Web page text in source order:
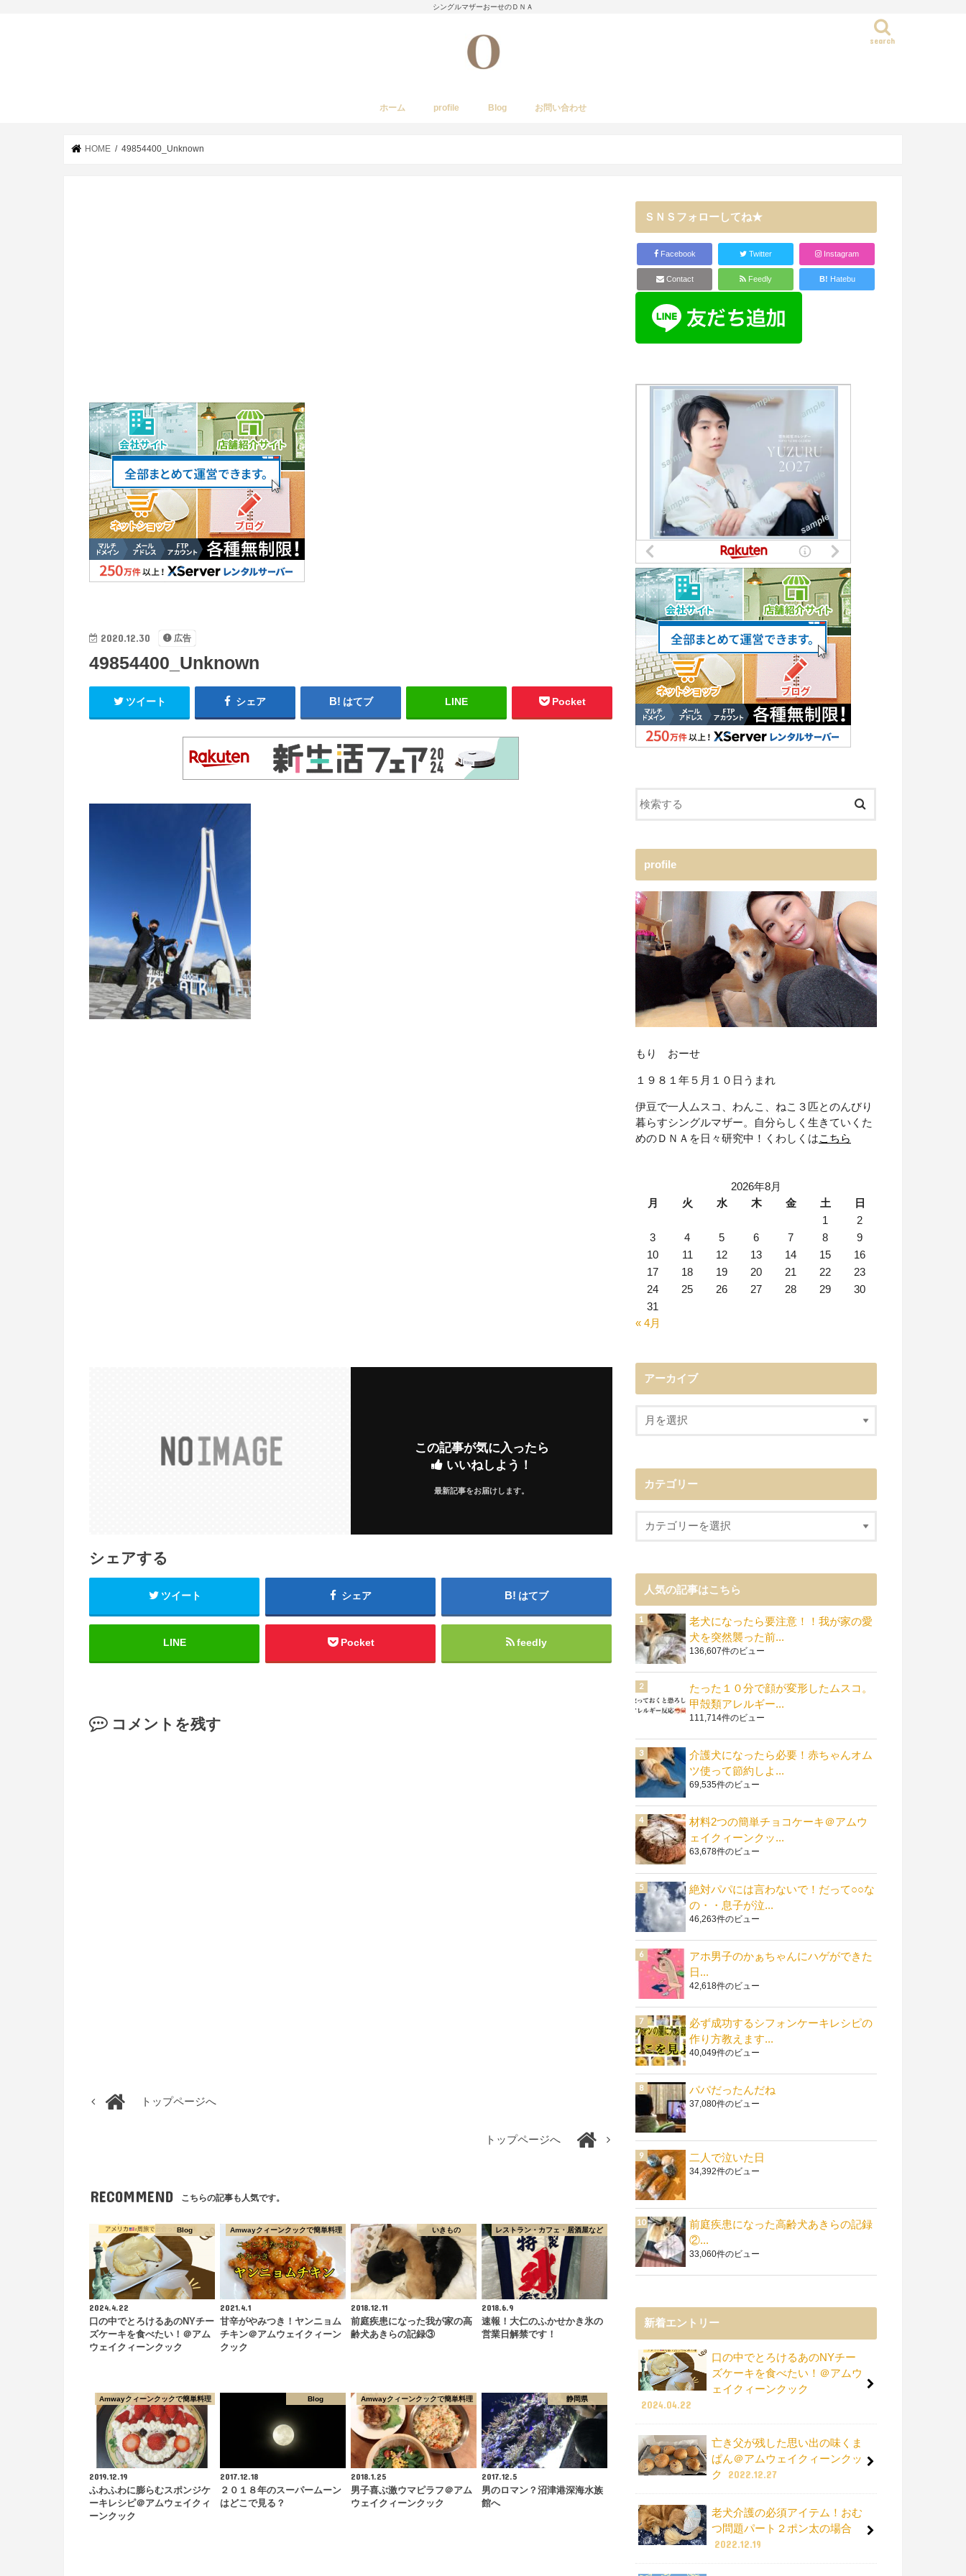
シングルマザーおーせのＤＮＡ
search
ホーム profile Blog お問い合わせ
HOME 49854400_Unknown
2020.12.30 広告
49854400_Unknown
ツイート シェア はてブ LINE Pocket
この記事が気に入ったら
いいねしよう！
最新記事をお届けします。
シェアする
ツイート シェア はてブ
LINE Pocket feedly
コメントを残す
トップページへ
トップページへ
RECOMMEND こちらの記事も人気です。
Blog
2024.4.22
口の中でとろけるあのNYチー
ズケーキを食べたい！＠アム
ウェイクィーンクック
Amwayクィーンクックで簡単料理
2021.4.1
甘辛がやみつき！ヤンニョム
チキン＠アムウェイクィーン
クック
いきもの
2018.12.11
前庭疾患になった我が家の高
齢犬あきらの記録③
レストラン・カフェ・居酒屋など
2018.6.9
速報！大仁のふかせかき氷の
営業日解禁です！
Amwayクィーンクックで簡単料理
2019.12.19
ふわふわに膨らむスポンジケ
ーキレシピ＠アムウェイクィ
ーンクック
Blog
2017.12.18
２０１８年のスーパームーン
はどこで見る？
Amwayクィーンクックで簡単料理
2018.1.25
男子喜ぶ激ウマピラフ＠アム
ウェイクィーンクック
静岡県
2017.12.5
男のロマン？沼津港深海水族
館へ
ＳＮＳフォローしてね★
Facebook Twitter Instagram
Contact Feedly B! Hatebu
profile
もり おーせ
１９８１年５月１０日うまれ
伊豆で一人ムスコ、わんこ、ねこ３匹とのんびり
暮らすシングルマザー。自分らしく生きていくた
めのＤＮＡを日々研究中！くわしくはこちら
2026年8月
月
火 水 木 金 土
日
1
2
3
4 5 6 7 8
9
10
11 12 13 14 15
16
17
18 19 20 21 22
23
24
25 26 27 28 29
30
31
« 4月
アーカイブ
カテゴリー
人気の記事はこちら
老犬になったら要注意！！我が家の愛
犬を突然襲った前...
136,607件のビュー
たった１０分で顔が変形したムスコ。
甲殻類アレルギー...
111,714件のビュー
介護犬になったら必要！赤ちゃんオム
ツ使って節約しよ...
69,535件のビュー
材料2つの簡単チョコケーキ＠アムウ
ェイクィーンクッ...
63,678件のビュー
絶対パパには言わないで！だって○○な
の・・息子が泣...
46,263件のビュー
アホ男子のかぁちゃんにハゲができた
日...
42,618件のビュー
必ず成功するシフォンケーキレシピの
作り方教えます...
40,049件のビュー
パパだったんだね
37,080件のビュー
二人で泣いた日
34,392件のビュー
前庭疾患になった高齢犬あきらの記録
②...
33,060件のビュー
新着エントリー
口の中でとろけるあのNYチー
ズケーキを食べたい！＠アムウ
ェイクィーンクック
2024.04.22
亡き父が残した思い出の味くま
ぱん＠アムウェイクィーンクッ
ク
2022.12.27
老犬介護の必須アイテム！おむ
つ問題パート２ポン太の場合
2022.12.19